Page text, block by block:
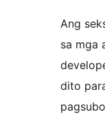
Ang
sa mga
dito